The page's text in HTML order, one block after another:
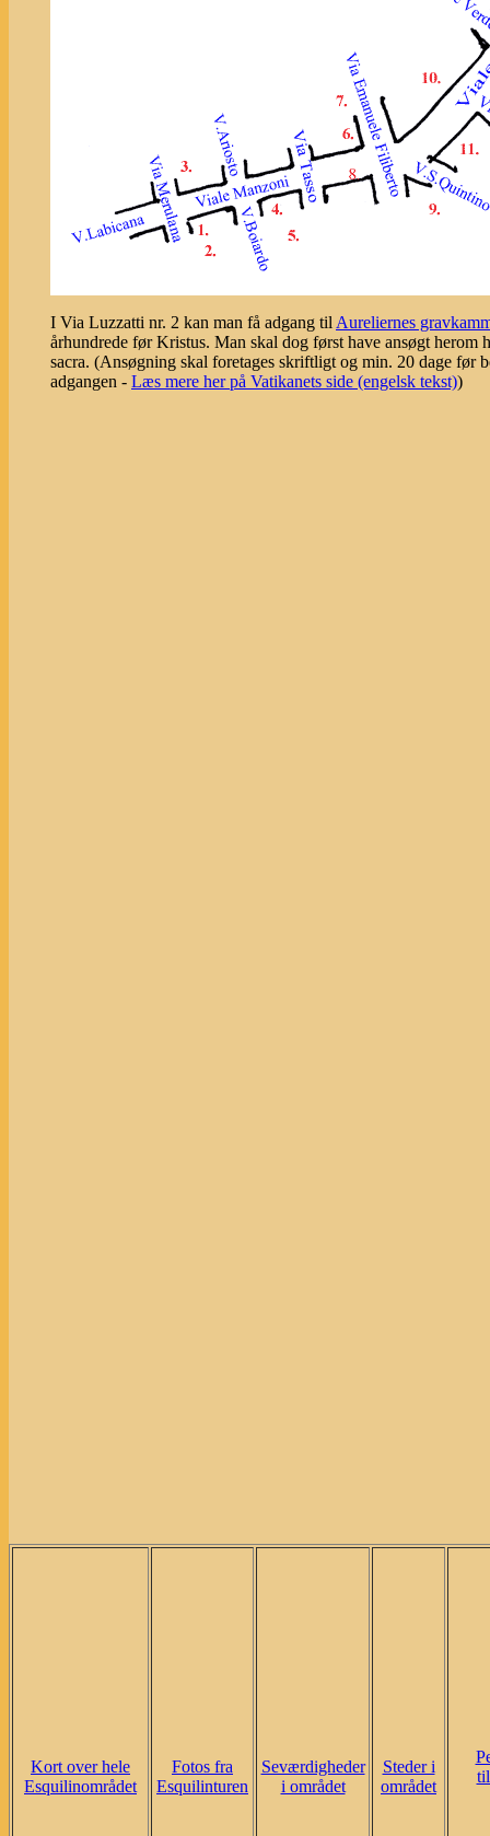
I Via Luzzatti nr. 2 kan man få adgang til Aureliernes
århundrede før Kristus. Man skal dog først have ansøgt
sacra. (Ansøgning skal foretages skriftligt og min. 20 dage før
adgangen - Læs mere her på Vatikanets side (engelsk tekst))
Kort over hele
Esquilinområdet
Fotos fra
Esquilinturen
Seværdigheder
i området
Steder i
området